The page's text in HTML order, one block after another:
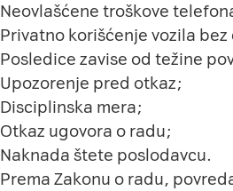
Neovlašćene troškove
Privatno korišćenje vozila bez
Posledice zavise od težine
Upozorenje pred otkaz;
Disciplinska mera;
Otkaz ugovora o radu;
Naknada štete poslodavcu.
Prema Zakonu o radu,